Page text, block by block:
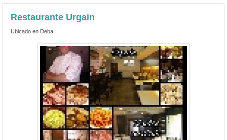
Restaurante Urgain
Ubicado en Deba